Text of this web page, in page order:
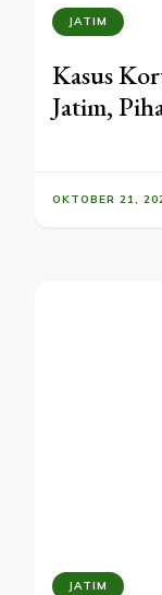
JATIM
Kasus
Jatim,
OKTOBER 21,
JATIM